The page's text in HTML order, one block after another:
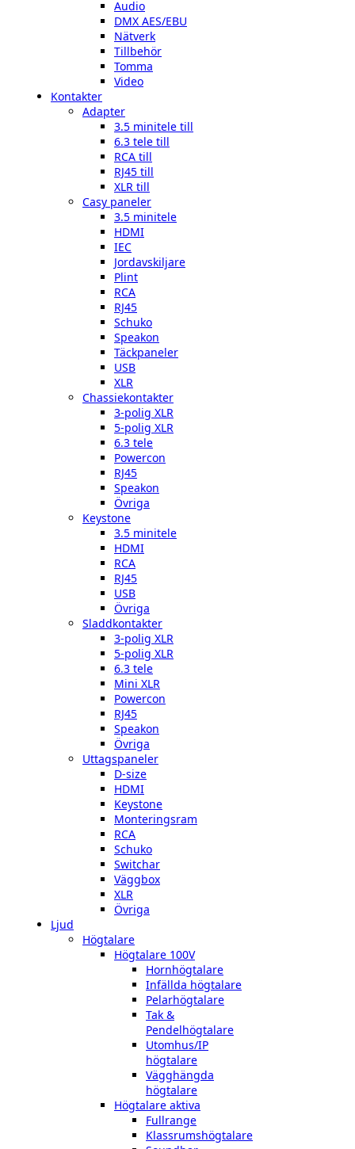
Audio
DMX AES/EBU
Nätverk
Tillbehör
Tomma
Video
Kontakter
Adapter
3.5 minitele till
6.3 tele till
RCA till
RJ45 till
XLR till
Casy paneler
3.5 minitele
HDMI
IEC
Jordavskiljare
Plint
RCA
RJ45
Schuko
Speakon
Täckpaneler
USB
XLR
Chassiekontakter
3-polig XLR
5-polig XLR
6.3 tele
Powercon
RJ45
Speakon
Övriga
Keystone
3.5 minitele
HDMI
RCA
RJ45
USB
Övriga
Sladdkontakter
3-polig XLR
5-polig XLR
6.3 tele
Mini XLR
Powercon
RJ45
Speakon
Övriga
Uttagspaneler
D-size
HDMI
Keystone
Monteringsram
RCA
Schuko
Switchar
Väggbox
XLR
Övriga
Ljud
Högtalare
Högtalare 100V
Hornhögtalare
Infällda högtalare
Pelarhögtalare
Tak &
Pendelhögtalare
Utomhus/IP
högtalare
Vägghängda
högtalare
Högtalare aktiva
Fullrange
Klassrumshögtalare